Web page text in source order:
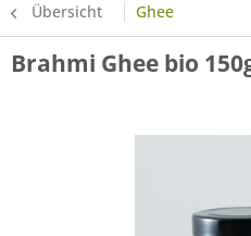
Übersicht Ghee
Brahmi Ghee bio